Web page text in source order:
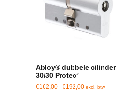
Abloy® dubbele cilinder
30/30 Protec²
€162,00 - €192,00 excl. btw